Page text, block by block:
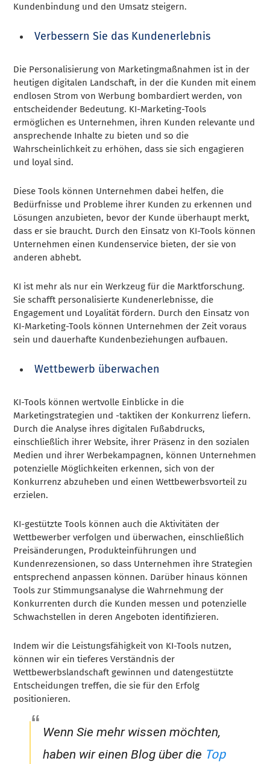
Kundenbindung und den Umsatz steigern.
Verbessern Sie das Kundenerlebnis
Die Personalisierung von Marketingmaßnahmen ist in der
heutigen digitalen Landschaft, in der die Kunden mit einem
endlosen Strom von Werbung bombardiert werden, von
entscheidender Bedeutung. KI-Marketing-Tools
ermöglichen es Unternehmen, ihren Kunden relevante und
ansprechende Inhalte zu bieten und so die
Wahrscheinlichkeit zu erhöhen, dass sie sich engagieren
und loyal sind.
Diese Tools können Unternehmen dabei helfen, die
Bedürfnisse und Probleme ihrer Kunden zu erkennen und
Lösungen anzubieten, bevor der Kunde überhaupt merkt,
dass er sie braucht. Durch den Einsatz von KI-Tools können
Unternehmen einen Kundenservice bieten, der sie von
anderen abhebt.
KI ist mehr als nur ein Werkzeug für die Marktforschung.
Sie schafft personalisierte Kundenerlebnisse, die
Engagement und Loyalität fördern. Durch den Einsatz von
KI-Marketing-Tools können Unternehmen der Zeit voraus
sein und dauerhafte Kundenbeziehungen aufbauen.
Wettbewerb überwachen
KI-Tools können wertvolle Einblicke in die
Marketingstrategien und -taktiken der Konkurrenz liefern.
Durch die Analyse ihres digitalen Fußabdrucks,
einschließlich ihrer Website, ihrer Präsenz in den sozialen
Medien und ihrer Werbekampagnen, können Unternehmen
potenzielle Möglichkeiten erkennen, sich von der
Konkurrenz abzuheben und einen Wettbewerbsvorteil zu
erzielen.
KI-gestützte Tools können auch die Aktivitäten der
Wettbewerber verfolgen und überwachen, einschließlich
Preisänderungen, Produkteinführungen und
Kundenrezensionen, so dass Unternehmen ihre Strategien
entsprechend anpassen können. Darüber hinaus können
Tools zur Stimmungsanalyse die Wahrnehmung der
Konkurrenten durch die Kunden messen und potenzielle
Schwachstellen in deren Angeboten identifizieren.
Indem wir die Leistungsfähigkeit von KI-Tools nutzen,
können wir ein tieferes Verständnis der
Wettbewerbslandschaft gewinnen und datengestützte
Entscheidungen treffen, die sie für den Erfolg
positionieren.
Wenn Sie mehr wissen möchten,
haben wir einen Blog über die Top